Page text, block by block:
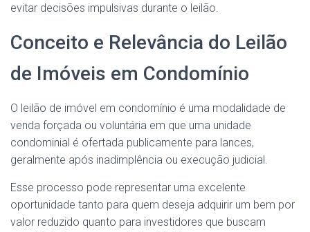
evitar decisões impulsivas durante o leilão.
Conceito e Relevância do Leilão
de Imóveis em Condomínio
O leilão de imóvel em condomínio é uma modalidade de
venda forçada ou voluntária em que uma unidade
condominial é ofertada publicamente para lances,
geralmente após inadimplência ou execução judicial.
Esse processo pode representar uma excelente
oportunidade tanto para quem deseja adquirir um bem por
valor reduzido quanto para investidores que buscam